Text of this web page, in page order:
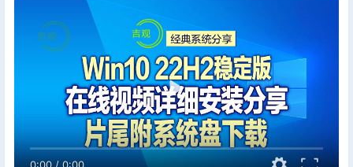
0:00/0:00